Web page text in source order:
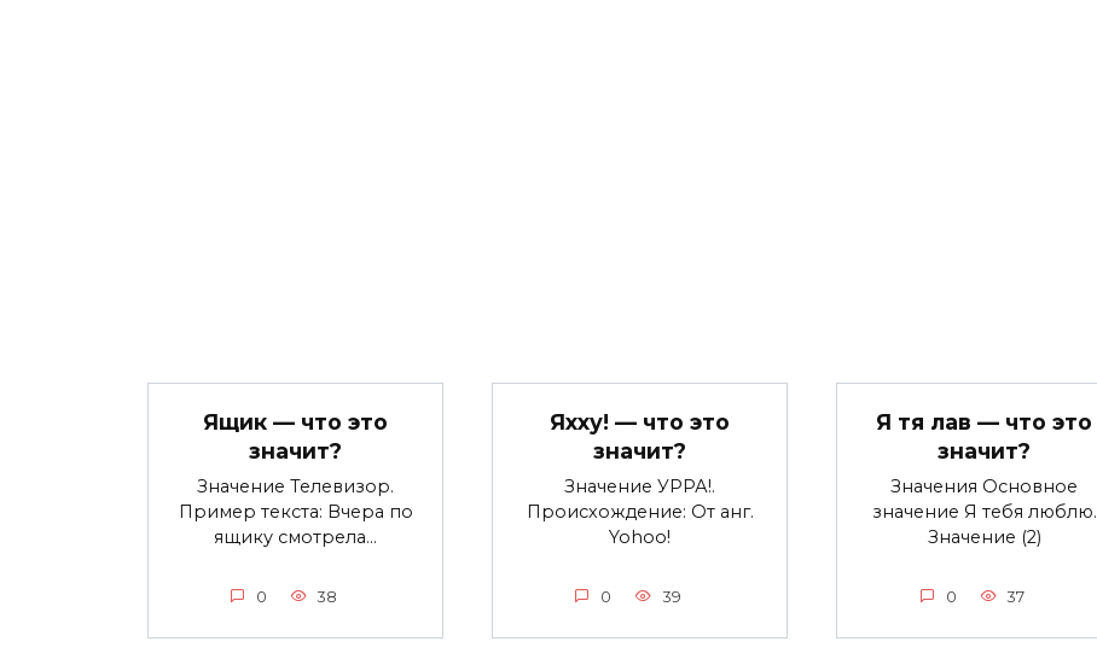
Ящик — что это
значит?
Значение Телевизор.
Пример текста: Вчера по
ящику смотрела…
0 38
Яхху! — что это
значит?
Значение УРРА!.
Происхождение: От анг.
Yohoo!
0 39
Я тя лав — что это
значит?
Значения Основное
значение Я тебя люблю.
Значение (2)
0 37